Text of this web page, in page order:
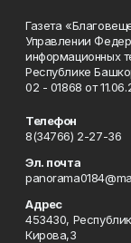
Газета
Управлении
информационных
Республике
02 - 01868 от
Телефон
8(34766) 2-27-36
Эл. почта
Адрес
453430,
Кирова,3